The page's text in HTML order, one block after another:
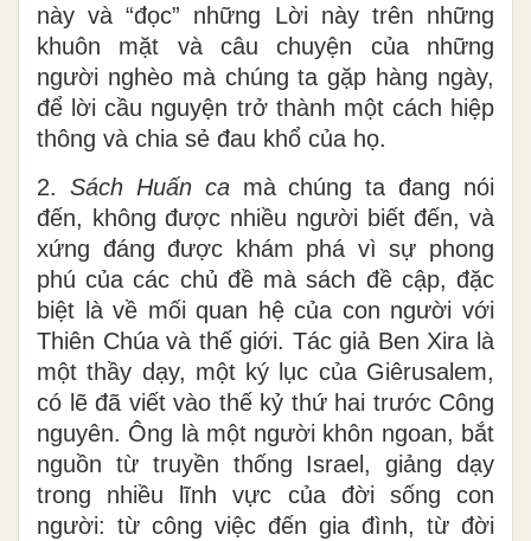
này và “đọc” những Lời này trên những
khuôn mặt và câu chuyện của những
người nghèo mà chúng ta gặp hàng ngày,
để lời cầu nguyện trở thành một cách hiệp
thông và chia sẻ đau khổ của họ.
2. Sách Huấn camà chúng ta đang nói
đến, không được nhiều người biết đến, và
xứng đáng được khám phá vì sự phong
phú của các chủ đề mà sách đề cập, đặc
biệt là về mối quan hệ của con người với
Thiên Chúa và thế giới. Tác giả Ben Xira là
một thầy dạy, một ký lục của Giêrusalem,
có lẽ đã viết vào thế kỷ thứ hai trước Công
nguyên. Ông là một người khôn ngoan, bắt
nguồn từ truyền thống Israel, giảng dạy
trong nhiều lĩnh vực của đời sống con
người: từ công việc đến gia đình, từ đời